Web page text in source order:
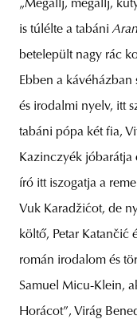
„Megállj, megállj,
is túlélte a tabáni
betelepült nagy rác
Ebben a kávéházban
és irodalmi nyelv, itt
tabáni pópa két fia,
Kazinczyék jóbarátja
író itt iszogatja a
Vuk Karadžićot, de
költő, Petar Katančić
román irodalom és
Samuel Micu-Klein,
Horácot”, Virág